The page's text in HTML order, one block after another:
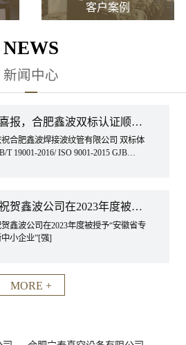
客户案例
NEWS
新闻中心
喜报喜报，合肥鑫波双标认证顺利完成
合肥鑫波焊接波纹管有限公司 双标体
T 19001-2016/ ISO 9001-2015 GJB
热烈祝贺鑫波公司在2023年度被授予“安徽省专精特新中小企业
鑫波公司在2023年度被授予“安徽省专
小企业”[强]
MORE +